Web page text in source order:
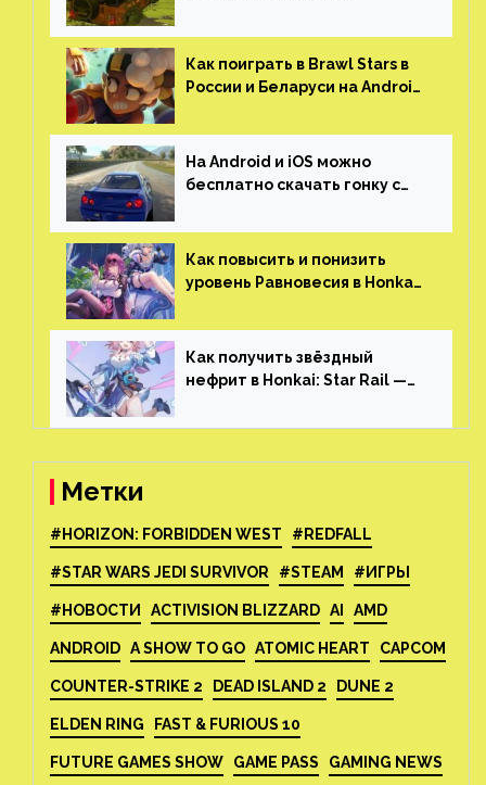
открытым миром, прокачкой,
гонками и тюнингом машины
Как поиграть в Brawl Stars в
России и Беларуси на Android
На Android и iOS можно
бесплатно скачать гонку с
который больше, чем в
Skyrim и GTA: San Andreas
Как повысить и понизить
уровень Равновесия в Honkai:
Как получить звёздный
нефрит в Honkai: Star Rail —
Метки
#HORIZON: FORBIDDEN WEST #REDFALL
#STAR WARS JEDI SURVIVOR #STEAM #ИГРЫ
#НОВОСТИ ACTIVISION BLIZZARD AI AMD
ANDROID A SHOW TO GO ATOMIC HEART CAPCOM
COUNTER-STRIKE 2 DEAD ISLAND 2 DUNE 2
ELDEN RING FAST & FURIOUS 10
FUTURE GAMES SHOW GAME PASS GAMING NEWS